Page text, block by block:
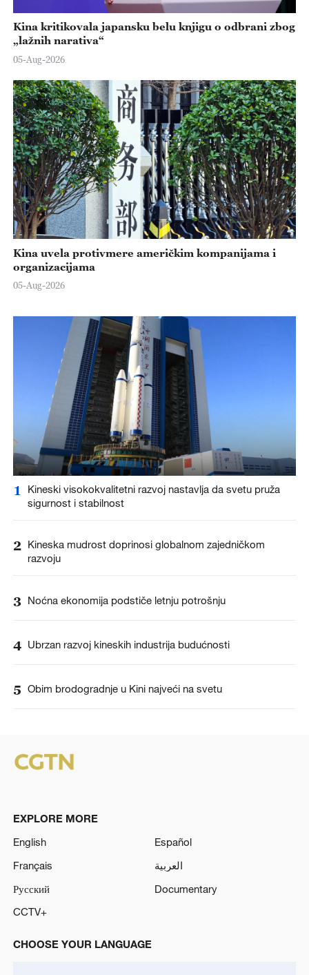
Kina kritikovala japansku belu knjigu o odbrani zbog
„lažnih narativa“
05-Aug-2026
Kina uvela protivmere američkim kompanijama i
organizacijama
05-Aug-2026
1
Kineski visokokvalitetni razvoj nastavlja da svetu pruža
sigurnost i stabilnost
2 Kineska mudrost doprinosi globalnom zajedničkom
razvoju
3 Noćna ekonomija podstiče letnju potrošnju
4 Ubrzan razvoj kineskih industrija budućnosti
5 Obim brodogradnje u Kini najveći na svetu
EXPLORE MORE
English
Español
Français
العربية
Русский
Documentary
CCTV+
CHOOSE YOUR LANGUAGE